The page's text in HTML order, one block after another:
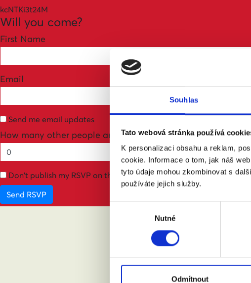
Souhlas
Tato webová stránka používá
K personalizaci obsahu a reklam,
cookie. Informace o tom, jak náš
tyto údaje mohou zkombinovat s
používáte jejich služby.
Výběr
Nutné
Odmítnout
kcNTKi3t24M
Will you come?
First Name
Email
Send me email updates
How many other people are you bringing?
Don't publish my RSVP on the website
ABY